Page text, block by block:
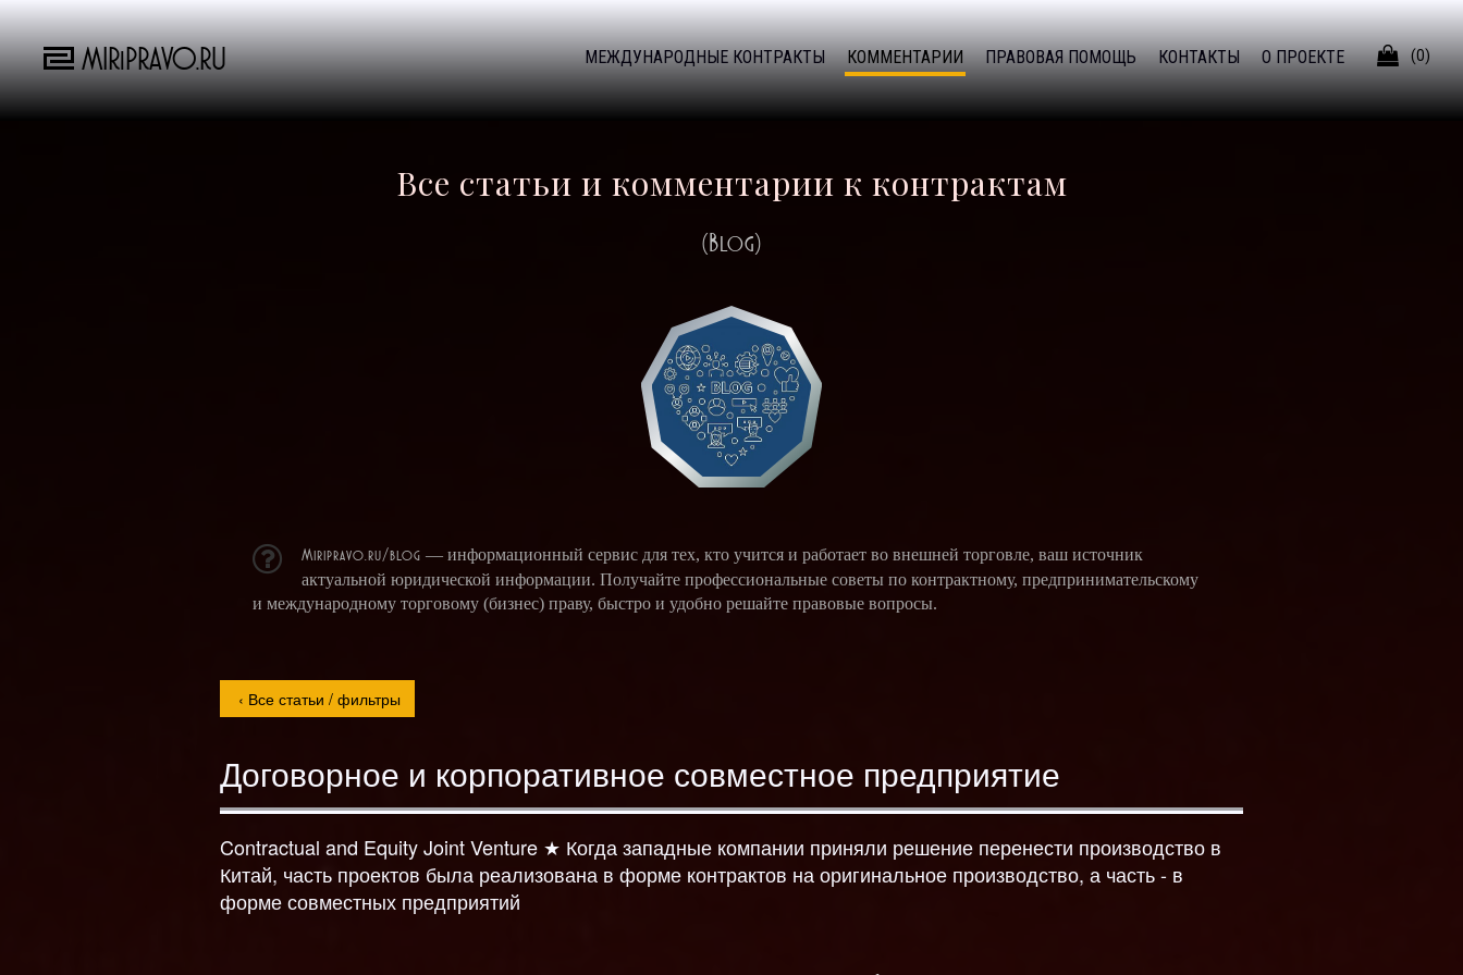
MIRiPRAVO.RU МЕЖДУНАРОДНЫЕ КОНТРАКТЫ КОММЕНТАРИИ ПРАВОВАЯ ПОМОЩЬ КОНТАКТЫ О ПРОЕКТЕ  (0)
Все статьи и комментарии к контрактам
(Blog)
Miripravo.ru/blog — информационный сервис для тех, кто учится и работает во внешней торговле, ваш источник
актуальной юридической информации. Получайте профессиональные советы по контрактному, предпринимательскому
и международному торговому (бизнес) праву, быстро и удобно решайте правовые вопросы.
Договорное и корпоративное совместное предприятие
Contractual and Equity Joint Venture ★ Когда западные компании приняли решение перенести производство в
Китай, часть проектов была реализована в форме контрактов на оригинальное производство, а часть - в
форме совместных предприятий